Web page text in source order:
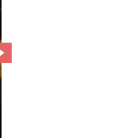
Przejdź do kolejnego zdjęcia.